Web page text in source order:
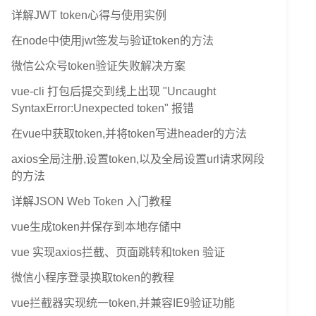
详解JWT token心得与使用实例
在node中使用jwt签发与验证token的方法
微信公众号token验证失败解决方案
vue-cli 打包后提交到线上出现 "Uncaught
SyntaxError:Unexpected token" 报错
在vue中获取token,并将token写进header的方法
axios全局注册,设置token,以及全局设置url请求网段
的方法
详解JSON Web Token 入门教程
vue生成token并保存到本地存储中
vue 实现axios拦截、页面跳转和token 验证
微信小程序登录换取token的教程
vue拦截器实现统一token,并兼容IE9验证功能